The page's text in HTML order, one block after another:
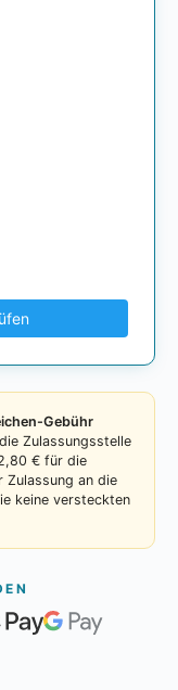
Gebühr
Zulassungsstelle
€ für die
Zulassung an die
keine versteckten